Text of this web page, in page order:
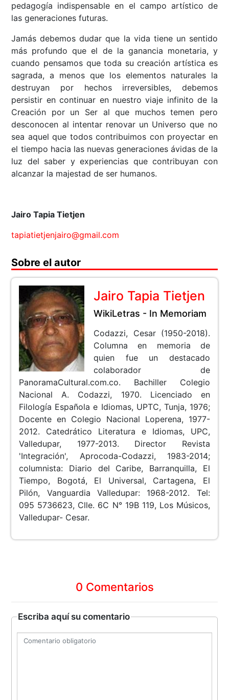
pedagogía indispensable en el campo artístico de
las generaciones futuras.
Jamás debemos dudar que la vida tiene un sentido
más profundo que el de la ganancia monetaria, y
cuando pensamos que toda su creación artística es
sagrada, a menos que los elementos naturales la
destruyan por hechos irreversibles, debemos
persistir en continuar en nuestro viaje infinito de la
Creación por un Ser al que muchos temen pero
desconocen al intentar renovar un Universo que no
sea aquel que todos contribuimos con proyectar en
el tiempo hacia las nuevas generaciones ávidas de la
luz del saber y experiencias que contribuyan con
alcanzar la majestad de ser humanos.
Jairo Tapia Tietjen
tapiatietjenjairo@gmail.com
Sobre el autor
Jairo Tapia Tietjen
WikiLetras - In Memoriam
Codazzi, Cesar (1950-2018).
Columna en memoria de
quien fue un destacado
colaborador de
PanoramaCultural.com.co. Bachiller Colegio
Nacional A. Codazzi, 1970. Licenciado en
Filología Española e Idiomas, UPTC, Tunja, 1976;
Docente en Colegio Nacional Loperena, 1977-
2012. Catedrático Literatura e Idiomas, UPC,
Valledupar, 1977-2013. Director Revista
'Integración', Aprocoda-Codazzi, 1983-2014;
columnista: Diario del Caribe, Barranquilla, El
Tiempo, Bogotá, El Universal, Cartagena, El
Pilón, Vanguardia Valledupar: 1968-2012. Tel:
095 5736623, Clle. 6C N° 19B 119, Los Músicos,
Valledupar- Cesar.
0 Comentarios
Escriba aquí su comentario